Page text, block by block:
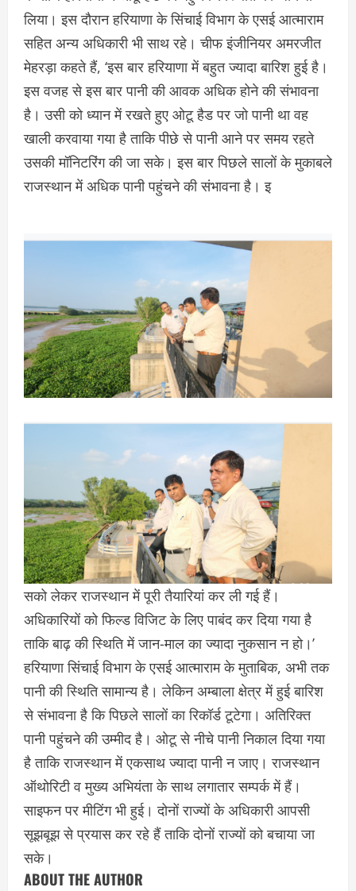
लिया। इस दौरान हरियाणा के सिंचाई विभाग के एसई आत्माराम
सहित अन्य अधिकारी भी साथ रहे। चीफ इंजीनियर अमरजीत
मेहरड़ा कहते हैं, ‘इस बार हरियाणा में बहुत ज्यादा बारिश हुई है।
इस वजह से इस बार पानी की आवक अधिक होने की संभावना
है। उसी को ध्यान में रखते हुए ओटू हैड पर जो पानी था वह
खाली करवाया गया है ताकि पीछे से पानी आने पर समय रहते
उसकी मॉनिटरिंग की जा सके। इस बार पिछले सालों के मुकाबले
राजस्थान में अधिक पानी पहुंचने की संभावना है। इ
सको लेकर राजस्थान में पूरी तैयारियां कर ली गई हैं।
अधिकारियों को फिल्ड विजिट के लिए पाबंद कर दिया गया है
ताकि बाढ़ की स्थिति में जान-माल का ज्यादा नुकसान न हो।’
हरियाणा सिंचाई विभाग के एसई आत्माराम के मुताबिक, अभी तक
पानी की स्थिति सामान्य है। लेकिन अम्बाला क्षेत्र में हुई बारिश
से संभावना है कि पिछले सालों का रिकॉर्ड टूटेगा। अतिरिक्त
पानी पहुंचने की उम्मीद है। ओटू से नीचे पानी निकाल दिया गया
है ताकि राजस्थान में एकसाथ ज्यादा पानी न जाए। राजस्थान
ऑथोरिटी व मुख्य अभियंता के साथ लगातार सम्पर्क में हैं।
साइफन पर मीटिंग भी हुई। दोनों राज्यों के अधिकारी आपसी
सूझबूझ से प्रयास कर रहे हैं ताकि दोनों राज्यों को बचाया जा
सके।
ABOUT THE AUTHOR